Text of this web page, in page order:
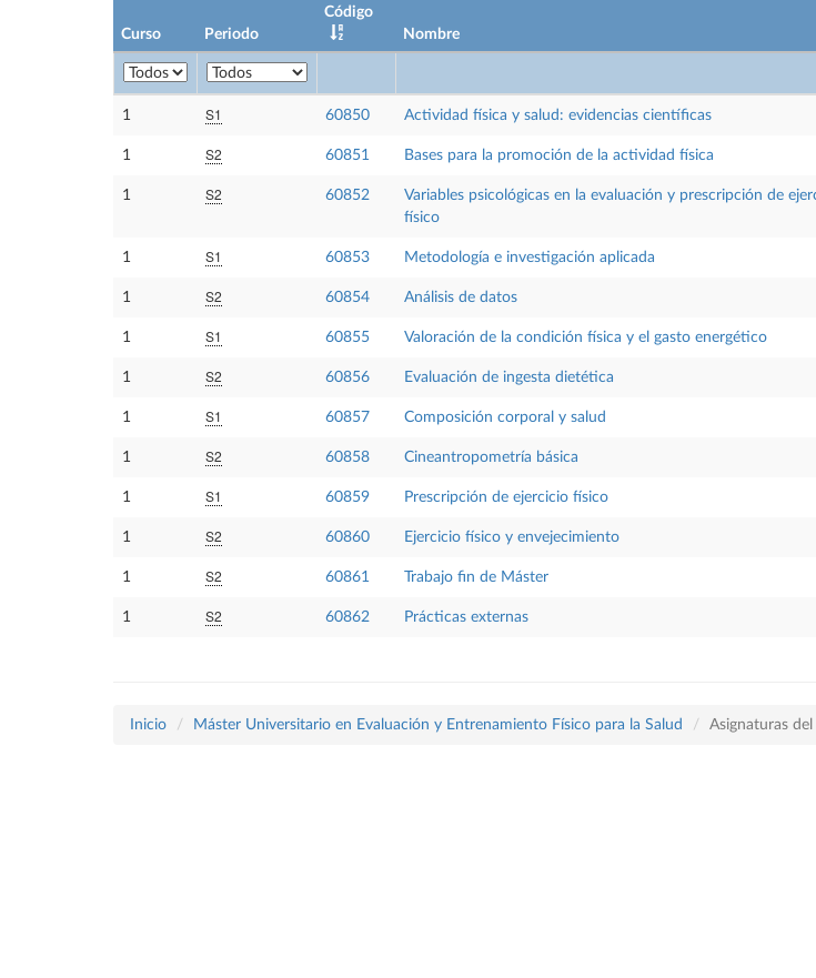
Curso Periodo
Código
Nombre
1 S1 60850 Actividad física y salud: evidencias científicas
1 S2 60851 Bases para la promoción de la actividad física
1 S2 60852
Variables psicológicas en la evaluación y prescripción de
físico
1 S1 60853 Metodología e investigación aplicada
1 S2 60854 Análisis de datos
1 S1 60855 Valoración de la condición física y el gasto energético
1 S2 60856 Evaluación de ingesta dietética
1 S1 60857 Composición corporal y salud
1 S2 60858 Cineantropometría básica
1 S1 60859 Prescripción de ejercicio físico
1 S2 60860 Ejercicio físico y envejecimiento
1 S2 60861 Trabajo fin de Máster
1 S2 60862 Prácticas externas
Inicio Máster Universitario en Evaluación y Entrenamiento Físico para la Salud Asignaturas